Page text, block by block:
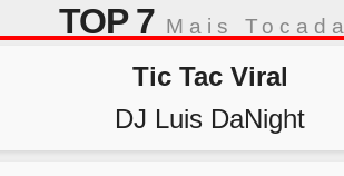
TOP 7 Mais
Tic Tac Viral
DJ Luis DaNight